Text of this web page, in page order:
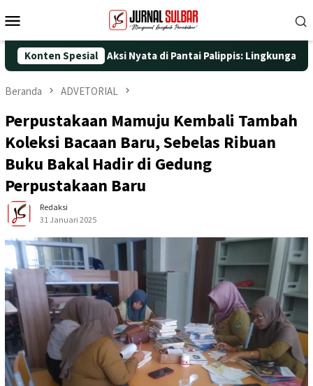
ke
Mobile
Konten Spesial
25 dengan Aksi Nyata di Pantai Palippis: Lingkungan dan
Beranda ADVETORIAL
Perpustakaan Mamuju Kembali Tambah
Koleksi Bacaan Baru, Sebelas Ribuan
Buku Bakal Hadir di Gedung
Perpustakaan Baru
Redaksi
31 Januari 2025